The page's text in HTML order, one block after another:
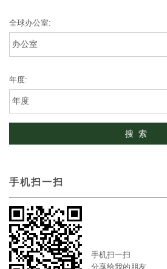
全球办公室:
年度:
手机扫一扫
手机扫一扫
分享给我的朋友